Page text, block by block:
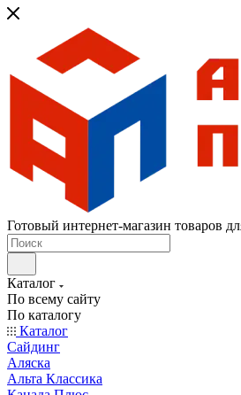
Готовый интернет-магазин товаров
Каталог
По всему сайту
По каталогу
Каталог
Сайдинг
Аляска
Альта Классика